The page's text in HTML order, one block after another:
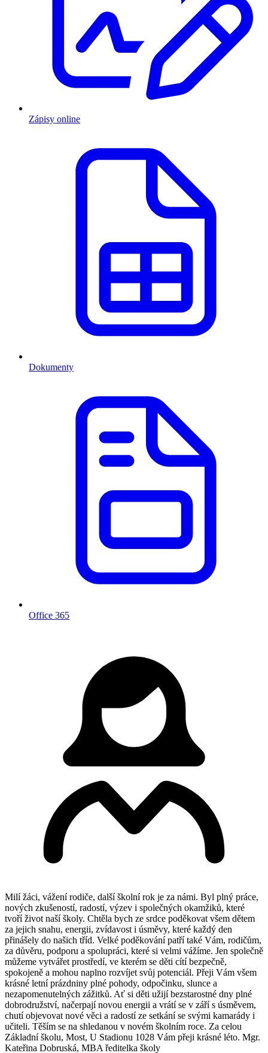
Zápisy online
Dokumenty
Office 365
Milí žáci, vážení rodiče, další školní rok je za námi. Byl plný práce,
nových zkušeností, radostí, výzev i společných okamžiků, které
tvoří život naší školy. Chtěla bych ze srdce poděkovat všem dětem
za jejich snahu, energii, zvídavost i úsměvy, které každý den
přinášely do našich tříd. Velké poděkování patří také Vám, rodičům,
za důvěru, podporu a spolupráci, které si velmi vážíme. Jen společně
můžeme vytvářet prostředí, ve kterém se děti cítí bezpečně,
spokojeně a mohou naplno rozvíjet svůj potenciál. Přeji Vám všem
krásné letní prázdniny plné pohody, odpočinku, slunce a
nezapomenutelných zážitků. Ať si děti užijí bezstarostné dny plné
dobrodružství, načerpají novou energii a vrátí se v září s úsměvem,
chutí objevovat nové věci a radostí ze setkání se svými kamarády i
učiteli. Těším se na shledanou v novém školním roce. Za celou
Základní školu, Most, U Stadionu 1028 Vám přeji krásné léto. Mgr.
Kateřina Dobruská, MBA ředitelka školy